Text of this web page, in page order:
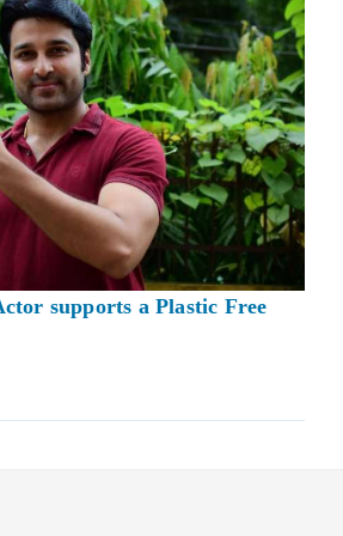
supports a Plastic Free